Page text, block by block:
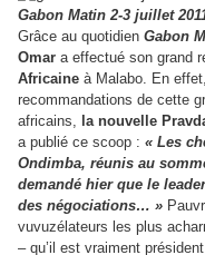
Gabon Matin 2-3 juillet
Grâce au quotidien Gabon
Omar a effectué son grand
Africaine à Malabo. En
recommandations de cette
africains, la nouvelle
a publié ce scoop : « Les
Ondimba, réunis au
demandé hier que le
des négociations… »
vuvuzélateurs les plus
– qu’il est vraiment